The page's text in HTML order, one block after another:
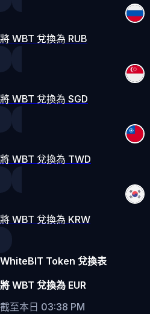
將 WBT 兌換為 RUB
將 WBT 兌換為 SGD
將 WBT 兌換為 TWD
將 WBT 兌換為 KRW
WhiteBIT Token 兌換表
將 WBT 兌換為 EUR
截至本日 03:38 PM